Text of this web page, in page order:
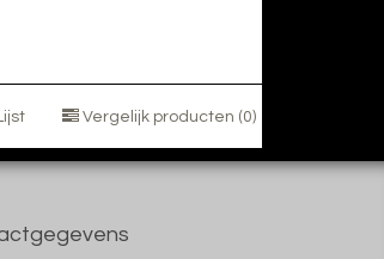
Vergelijk producten (0)